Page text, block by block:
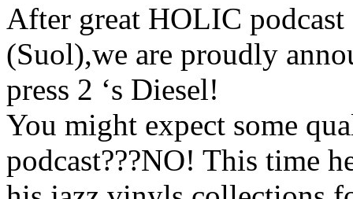
After great HOLIC
(Suol),we are proudly
press 2 ‘s Diesel!
You might expect some
podcast???NO! This time